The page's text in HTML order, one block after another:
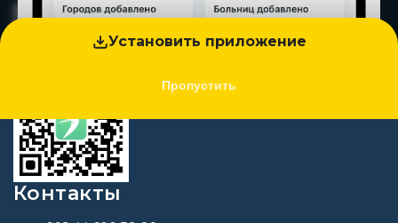
Установить приложение
Пропустить
Контакты